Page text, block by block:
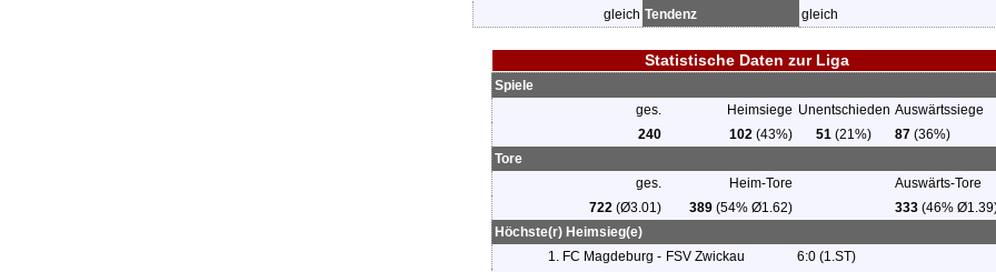
gleich Tendenz gleich
Statistische Daten zur Liga
Spiele
ges.
Heimsiege Unentschieden Auswärtssiege
240
102(43%) 51 (21%) 87 (36%)
Tore
ges.
Heim-Tore
Auswärts-Tore
722(Ø3.01) 389(54% Ø1.62) 333 (46%
Höchste(r) Heimsieg(e)
1. FC Magdeburg - FSV Zwickau
6:0 (1.ST)